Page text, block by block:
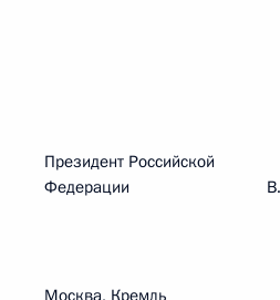
Президент Российской
Федерации
Москва, Кремль